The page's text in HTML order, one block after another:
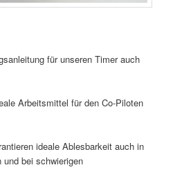
für unseren Timer auch
Arbeitsmittel für den Co-Piloten
ideale Ablesbarkeit auch in
bei schwierigen